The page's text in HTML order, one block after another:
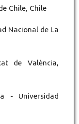
Chile, Chile
Nacional de La
de València,
- Universidad